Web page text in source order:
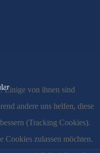
Einige von ihnen sind
andere uns helfen, diese
(Tracking Cookies).
Cookies zulassen möchten.